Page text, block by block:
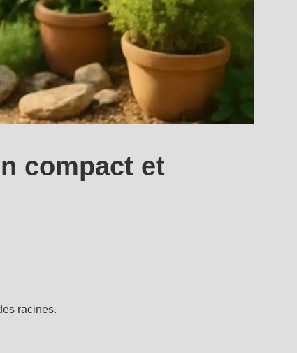
compact et
racines.